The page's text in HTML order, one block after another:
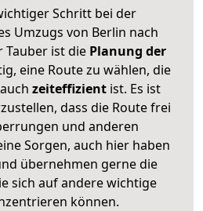
Schritt bei der
Umzugs von Berlin nach
Tauber ist die Planung der
eine Route zu wählen, die
zeiteffizientist. Es ist
dass die Route frei
und anderen
Sorgen, auch hier haben
übernehmen gerne die
sich auf andere wichtige
können.